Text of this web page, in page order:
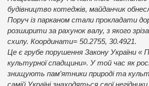
будівництво котеджів, майданчик
Поруч із парканом стали прокладати
розширити за рахунок валу, з якого
схилу. Координати= 50.2755, 30.4921.
Це є грубе порушення Закону України «
культурної спадщини». У той час як
знищують пам’ятники природі та